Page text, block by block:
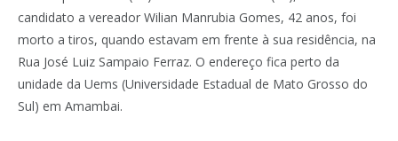
candidato a vereador Wilian Manrubia Gomes, 42 anos, foi
morto a tiros, quando estavam em frente à sua residência, na
Rua José Luiz Sampaio Ferraz. O endereço fica perto da
unidade da Uems (Universidade Estadual de Mato Grosso do
Sul) em Amambai.